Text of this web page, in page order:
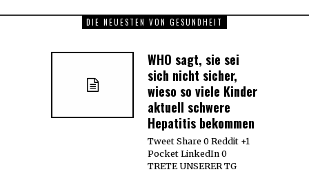
DIE NEUESTEN VON GESUNDHEIT
WHO sagt, sie sei
sich nicht sicher,
wieso so viele Kinder
aktuell schwere
Hepatitis bekommen
Tweet Share 0 Reddit +1
Pocket LinkedIn 0
TRETE UNSERER TG